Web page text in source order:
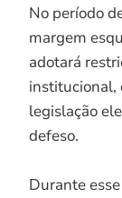
No período
margem
adotará
institucional,
legislação
defeso.
Durante